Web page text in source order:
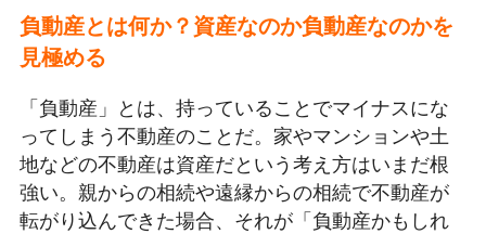
負動産とは何か？資産なのか負動産なのかを
見極める
「負動産」とは、持っていることでマイナスにな
ってしまう不動産のことだ。家やマンションや土
地などの不動産は資産だという考え方はいまだ根
強い。親からの相続や遠縁からの相続で不動産が
転がり込んできた場合、それが「負動産かもしれ